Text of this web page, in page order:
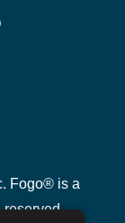
Fogo® is a
reserved.